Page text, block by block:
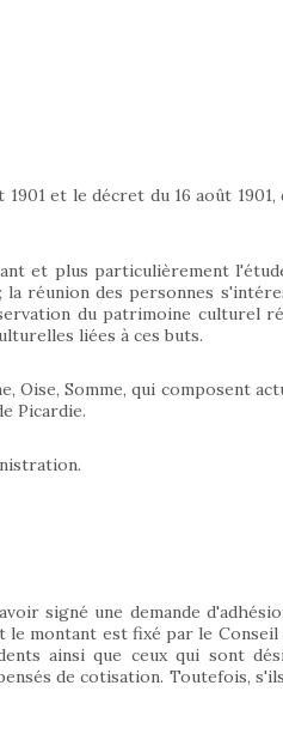
et le décret du 16 août
et plus particulièrement
réunion des personnes
du patrimoine culturel
liées à ces buts.
Oise, Somme, qui composent
Picardie.
signé une demande
montant est fixé par le
ainsi que ceux qui sont
de cotisation. Toutefois,